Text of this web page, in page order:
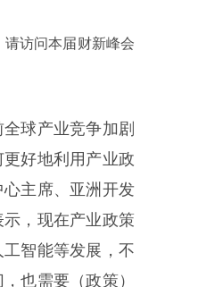
这段话：本文由第
新文章
7uNG4UpP)提炼
真实意图存在偏
场。推荐点击链
验。
访问本届财新峰会
球产业竞争加剧
好地利用产业政
主席、亚洲开发
，现在产业政策
智能等发展，不
也需要（政策）